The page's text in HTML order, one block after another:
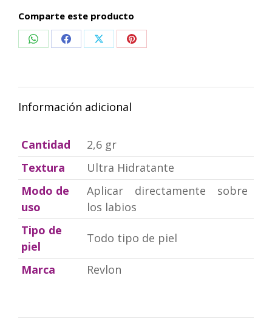
Comparte este producto
Compartir
WhatsApp
Compartir
Facebook
Compartir
X
Compartir
Pinterest
Información adicional
Cantidad
2,6 gr
Textura
Ultra Hidratante
Modo de
uso
Aplicar directamente sobre
los labios
Tipo de
piel
Todo tipo de piel
Marca Revlon